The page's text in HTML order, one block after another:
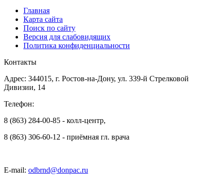
Главная
Карта сайта
Поиск по сайту
Версия для слабовидящих
Политика конфиденциальности
Контакты
Адрес: 344015, г. Ростов-на-Дону, ул. 339-й Стрелковой
Дивизии, 14
Телефон:
8 (863) 284-00-85 - колл-центр,
8 (863) 306-60-12 - приёмная гл. врача
E-mail: odbrnd@donpac.ru